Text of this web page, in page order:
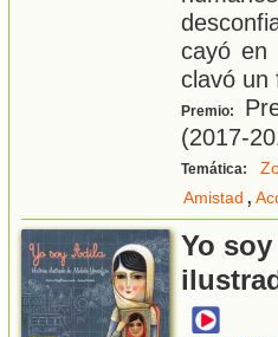
cayó en
clavó un
Premio:
(2017-
Temática:
Amistad ,
Yo